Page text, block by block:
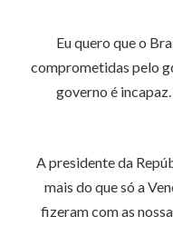
Eu quero que o
comprometidas pelo
governo é
A presidente da
mais do que só a
fizeram com as